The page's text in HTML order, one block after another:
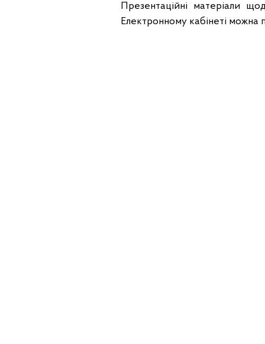
Презентаційні матеріали
Електронному кабінеті можна